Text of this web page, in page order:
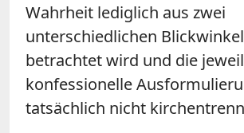
Wahrheit lediglich aus zwei
unterschiedlichen
betrachtet wird und die
konfessionelle
tatsächlich nicht